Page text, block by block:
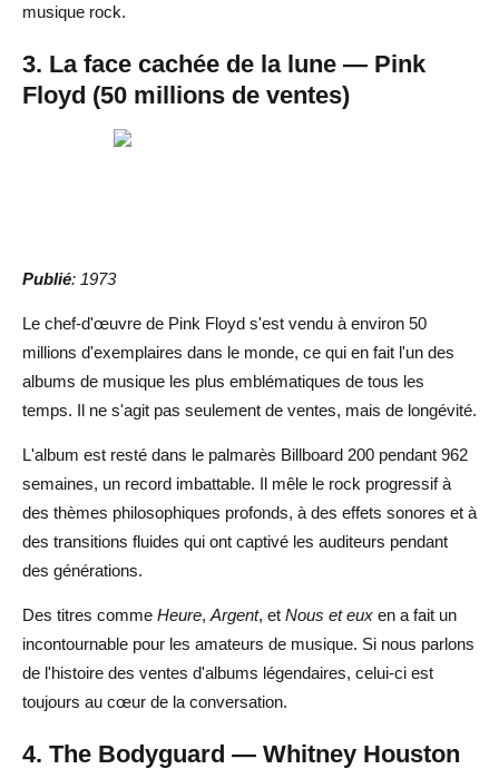
musique rock.
3. La face cachée de la lune — Pink
Floyd (50 millions de ventes)
Publié: 1973
Le chef-d'œuvre de Pink Floyd s'est vendu à environ 50
millions d'exemplaires dans le monde, ce qui en fait l'un des
albums de musique les plus emblématiques de tous les
temps. Il ne s'agit pas seulement de ventes, mais de longévité.
L'album est resté dans le palmarès Billboard 200 pendant 962
semaines, un record imbattable. Il mêle le rock progressif à
des thèmes philosophiques profonds, à des effets sonores et à
des transitions fluides qui ont captivé les auditeurs pendant
des générations.
Des titres comme Heure, Argent, et Nous et eux en a fait un
incontournable pour les amateurs de musique. Si nous parlons
de l'histoire des ventes d'albums légendaires, celui-ci est
toujours au cœur de la conversation.
4. The Bodyguard — Whitney Houston